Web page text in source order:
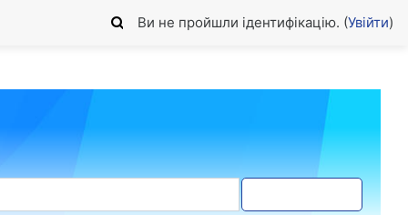
Ви не пройшли ідентифікацію. (Увійти)